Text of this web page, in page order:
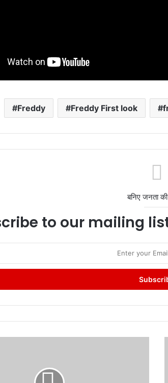
Freddy Freddy First look
बनिए जनता
to our mailing